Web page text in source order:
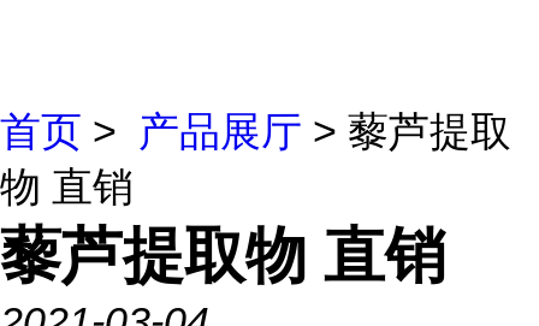
首页 > 产品展厅 > 藜芦提取
物 直销
藜芦提取物 直销